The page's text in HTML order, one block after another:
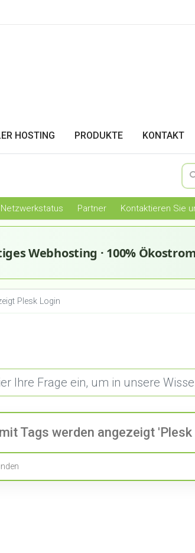
HOSTING PRODUKTE KONTAKT
Netzwerkstatus Partner Kontaktieren Sie
Plesk Login
Tags werden angezeigt 'Plesk